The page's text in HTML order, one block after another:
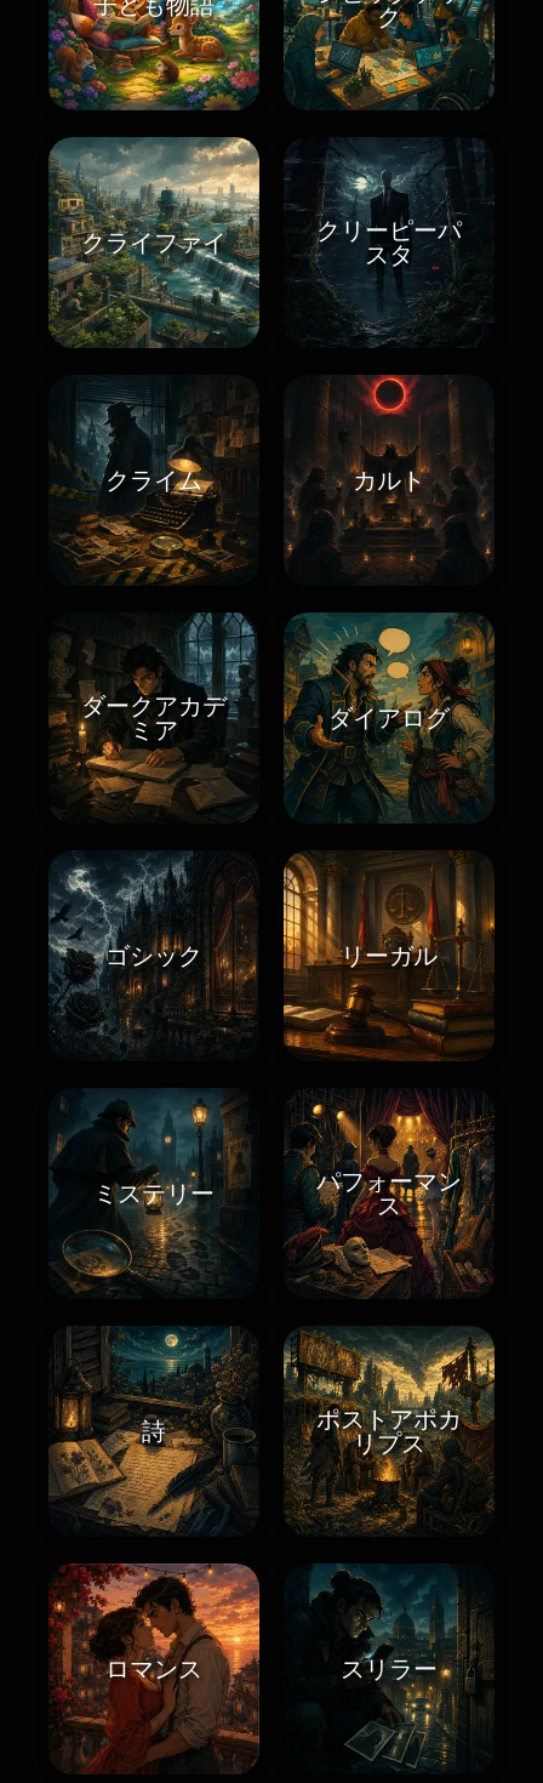
ク
クライファイ
クリーピーパ
スタ
クライム カルト
ダークアカデ
ミア
ダイアログ
ゴシック リーガル
ミステリー
パフォーマン
ス
詩
ポストアポカ
リプス
ロマンス スリラー